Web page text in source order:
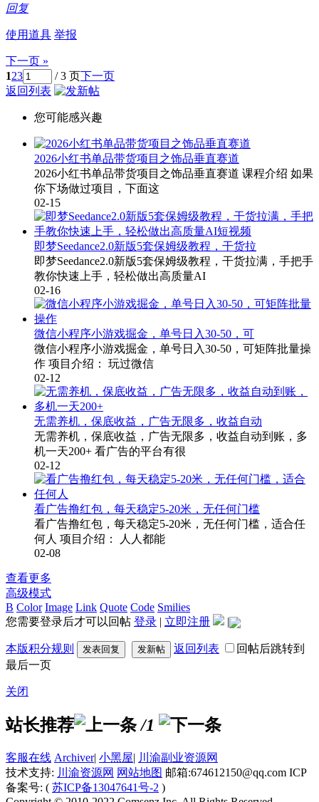
回复
使用道具 举报
下一页 »
123 / 3 页下一页
返回列表
您可能感兴趣
2026小红书单品带货项目之饰品垂直赛道
2026小红书单品带货项目之饰品垂直赛道 课程介绍 如果
你下场做过项目，下面这
02-15
即梦Seedance2.0新版5套保姆级教程，干货拉
即梦Seedance2.0新版5套保姆级教程，干货拉满，手把手
教你快速上手，轻松做出高质量AI
02-16
微信小程序小游戏掘金，单号日入30-50，可
微信小程序小游戏掘金，单号日入30-50，可矩阵批量操
作 项目介绍： 玩过微信
02-12
无需养机，保底收益，广告无限多，收益自动
无需养机，保底收益，广告无限多，收益自动到账，多
机一天200+ 看广告的平台有很
02-12
看广告撸红包，每天稳定5-20米，无任何门槛
看广告撸红包，每天稳定5-20米，无任何门槛，适合任
何人 项目介绍： 人人都能
02-08
查看更多
高级模式
B Color Image Link Quote Code Smilies
您需要登录后才可以回帖 登录 | 立即注册 |
本版积分规则 发表回复 发新帖 返回列表
回帖后跳转到
最后一页
关闭
站长推荐 /1
客服在线 Archiver| 小黑屋| 川渝副业资源网
技术支持: 川渝资源网 网站地图 邮箱:674612150@qq.com ICP
备案号: ( 苏ICP备13047641号-2 )